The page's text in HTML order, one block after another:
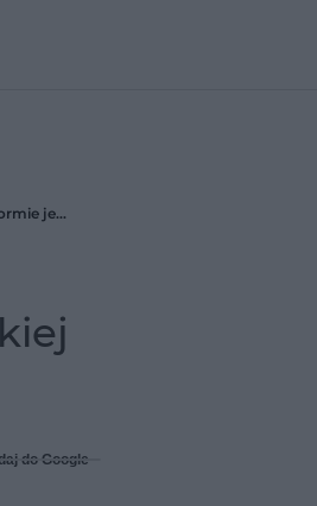
Ten babciny dodatek działa przeciwzakrzepowo i reguluje poziom cukru. Naukowcy wskazują, w jakiej formie jest najzdrowszy
do Google